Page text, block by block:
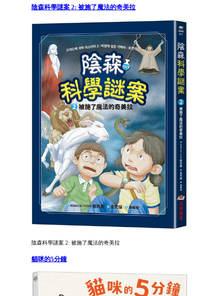
陰森科學謎案 2: 被施了魔法的奇美拉
陰森科學謎案 2: 被施了魔法的奇美拉
貓咪的5分鐘